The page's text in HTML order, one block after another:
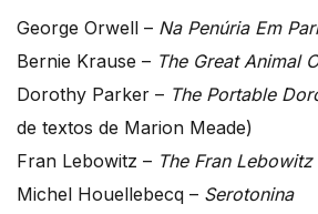
George Orwell – Na Penúria Em
Bernie Krause – The Great Animal
Dorothy Parker – The Portable
de textos de Marion Meade)
Fran Lebowitz – The Fran Lebowitz
Michel Houellebecq – Serotonina